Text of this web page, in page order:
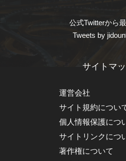
公式Twitterから
Tweets by
サイトマ
運営会社
サイト規約につい
個人情報保護につ
サイトリンクにつ
著作権について